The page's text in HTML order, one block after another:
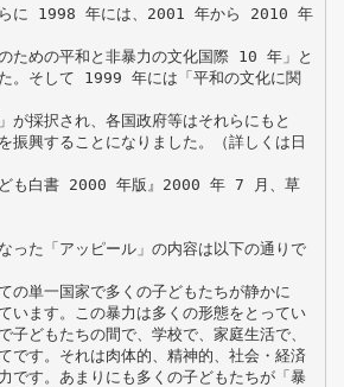
らに 1998 年には、2001 年から 2010 年
ための平和と非暴力の文化国際 10 年」と
。そして 1999 年には「平和の文化に関
が採択され、各国政府等はそれらにもと
振興することになりました。（詳しくは日
ども白書 2000 年版』2000 年 7 月、草
った「アッピール」の内容は以下の通りで
の単一国家で多くの子どもたちが静かに
います。この暴力は多くの形態をとってい
子どもたちの間で、学校で、家庭生活で、
です。それは肉体的、精神的、社会・経済
です。あまりにも多くの子どもたちが「暴